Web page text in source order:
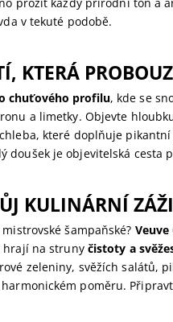
v tekuté podobě.
KTERÁ
chuťového profilu, kde se
a limetky. Objevte
které doplňuje
doušek je objevitelská cesta
KULINÁRNÍ
šampaňské?
hrají na struny čistoty a
zeleniny, svěžích salátů,
harmonickém poměru.